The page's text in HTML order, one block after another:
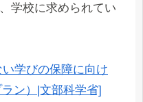
学校に求められてい
学びの保障に向け
ン）|文部科学省]